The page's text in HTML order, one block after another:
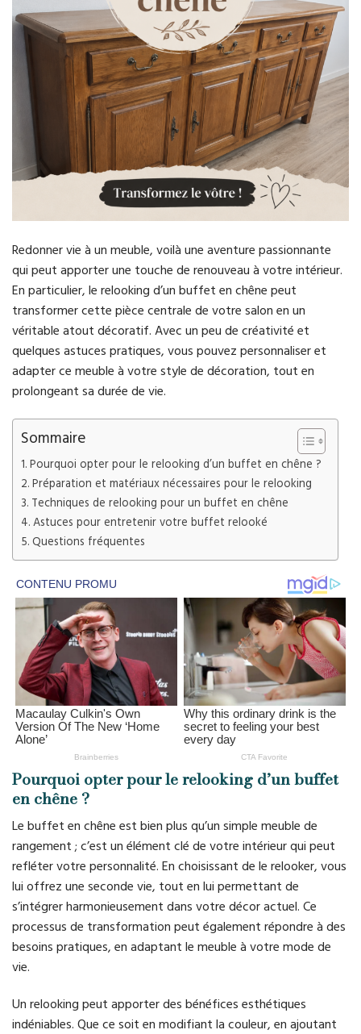
Redonner vie à un meuble, voilà une aventure passionnante
qui peut apporter une touche de renouveau à votre intérieur.
En particulier, le relooking d’un buffet en chêne peut
transformer cette pièce centrale de votre salon en un
véritable atout décoratif. Avec un peu de créativité et
quelques astuces pratiques, vous pouvez personnaliser et
adapter ce meuble à votre style de décoration, tout en
prolongeant sa durée de vie.
Sommaire
Pourquoi opter pour le relooking d’un buffet en chêne ?
Préparation et matériaux nécessaires pour le relooking
Techniques de relooking pour un buffet en chêne
Astuces pour entretenir votre buffet relooké
Questions fréquentes
Pourquoi opter pour le relooking d’un buffet
en chêne ?
Le buffet en chêne est bien plus qu’un simple meuble de
rangement ; c’est un élément clé de votre intérieur qui peut
refléter votre personnalité. En choisissant de le relooker, vous
lui offrez une seconde vie, tout en lui permettant de
s’intégrer harmonieusement dans votre décor actuel. Ce
processus de transformation peut également répondre à des
besoins pratiques, en adaptant le meuble à votre mode de
vie.
Un relooking peut apporter des bénéfices esthétiques
indéniables. Que ce soit en modifiant la couleur, en ajoutant